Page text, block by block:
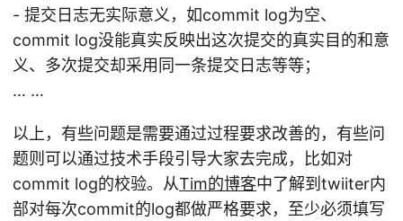
- 提交日志无实际意义，如commit log为空、
commit log没能真实反映出这次提交的真实目的和意
义、多次提交却采用同一条提交日志等等；
… …
以上，有些问题是需要通过过程要求改善的，有些问
题则可以通过技术手段引导大家去完成，比如对
commit log的校验。从Tim的博客中了解到twiiter内
部对每次commit的log都做严格要求，至少必须填写